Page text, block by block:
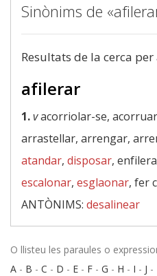
Sinònims de
Resultats de la cerca per
afilerar
1.vacorriolar-se,
arrastellar, arrengar,
atandar, disposar,
escalonar, esglaonar, fer
ANTÒNIMS: desalinear
O llisteu les paraules o
A - B - C - D - E - F - G - H - I - J -